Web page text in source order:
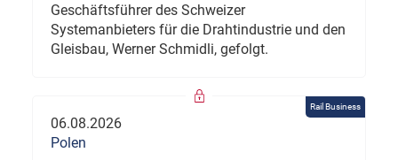
Geschäftsführer des Schweizer
Systemanbieters für die Drahtindustrie und den
Gleisbau, Werner Schmidli, gefolgt.
Rail Business
06.08.2026
Polen